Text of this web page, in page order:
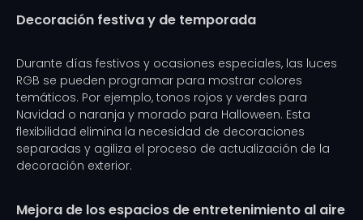
Decoración festiva y de temporada
Durante días festivos y ocasiones especiales, las luces
RGB se pueden programar para mostrar colores
temáticos. Por ejemplo, tonos rojos y verdes para
Navidad o naranja y morado para Halloween. Esta
flexibilidad elimina la necesidad de decoraciones
separadas y agiliza el proceso de actualización de la
decoración exterior.
Mejora de los espacios de entretenimiento al aire